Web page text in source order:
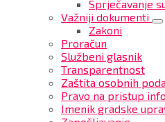
Sprječavanje
Važniji dokumenti
Zakoni
Proračun
Službeni glasnik
Transparentnost
Zaštita osobnih
Pravo na pristup
Imenik gradske